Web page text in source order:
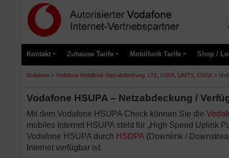
Kontakt Zuhause Tarife Mobilfunk Tarife Shop /
Vodafone » Vodafone Mobilfunk Netzabdeckung: LTE, HSPA, UMTS, EDGE »
Vodafone HSUPA – Netzabdeckung /
Mit dem Vodafone HSUPA Check können Sie die
mobiles Internet HSUPA steht für „High Speed Uplink
Vodafone HSUPA durch HSDPA (Downlink /
Internet verfügbar ist.